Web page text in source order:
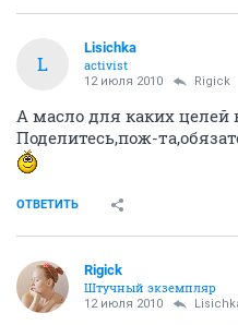
L
Lisichka
activist
12 июля 2010 Rigick
А масло для каких
Поделитесь,пож-
ОТВЕТИТЬ
Rigick
Штучный экземпляр
12 июля 2010